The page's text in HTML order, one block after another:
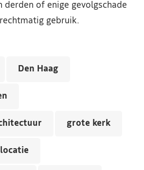
derden of enige gevolgschade
gebruik.
Den Haag
grote kerk